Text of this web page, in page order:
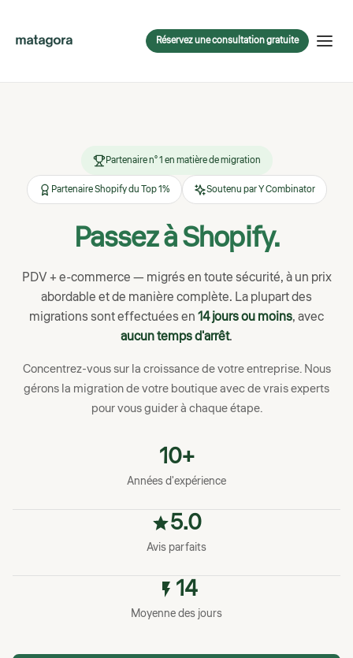
Réservez une consultation gratuite
Partenaire n° 1 en matière de migration
Partenaire Shopify du Top 1% Soutenu par Y Combinator
Passez à Shopify.
PDV + e-commerce — migrés en toute sécurité, à un prix
abordable et de manière complète. La plupart des
migrations sont effectuées en14 jours ou moins, avec
aucun temps d'arrêt.
Concentrez-vous sur la croissance de votre entreprise. Nous
gérons la migration de votre boutique avec de vrais experts
pour vous guider à chaque étape.
10+
Années d'expérience
5.0
Avis parfaits
14
Moyenne des jours